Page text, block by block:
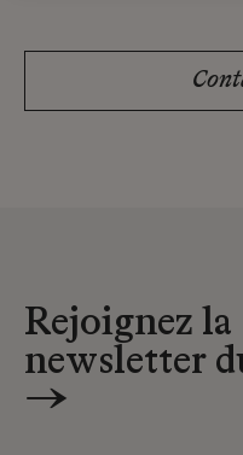
Rejoignez la
newsletter
→